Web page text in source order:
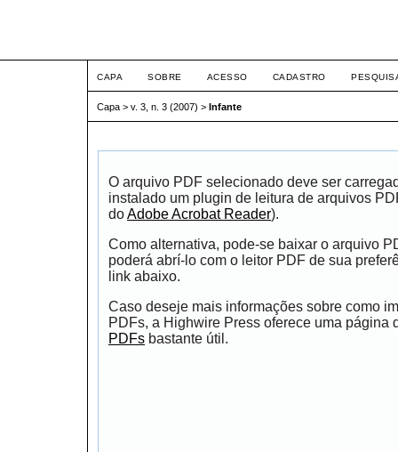
CAPA SOBRE ACESSO CADASTRO
Capa > v. 3, n. 3 (2007) > Infante
O arquivo PDF selecionado deve ser
instalado um plugin de leitura de arquivos
doAdobe Acrobat Reader).
Como alternativa, pode-se baixar o arquivo
poderá abrí-lo com o leitor PDF de sua
link abaixo.
Caso deseje mais informações sobre como
PDFs, a Highwire Press oferece uma página
PDFs bastante útil.